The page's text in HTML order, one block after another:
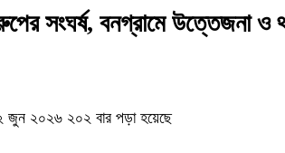
সংঘর্ষ, বনগ্রামে উত্তেজনা ও
জুন ২০২৬ ২০২ বার পড়া হয়েছে